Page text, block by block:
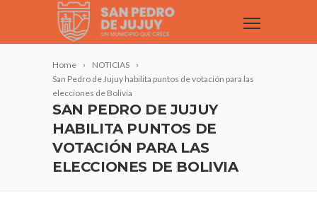
Home
NOTICIAS
San Pedro de Jujuy habilita puntos de votación para las
elecciones de Bolivia
SAN PEDRO DE JUJUY
HABILITA PUNTOS DE
VOTACIÓN PARA LAS
ELECCIONES DE BOLIVIA